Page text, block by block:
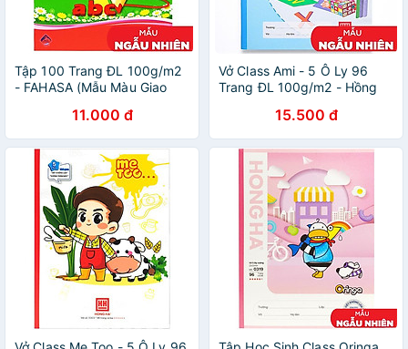
Tập 100 Trang ĐL 100g/m2
- FAHASA (Mẫu Màu Giao
11.000 đ
Vở Class Ami - 5 Ô Ly 96
Trang ĐL 100g/m2 - Hồng
Ngẫu Nhiên)15.500 đ